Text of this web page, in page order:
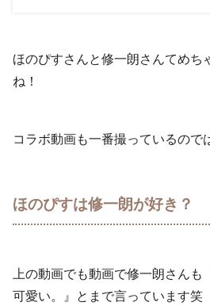
ほのぴすさんと修一朗さんてめち
ね！
コラボ動画も一番撮っているので
ほのぴすは修一朗が好き？
上の動画でも動画で修一朗さん
可愛い。』とまで言っています笑